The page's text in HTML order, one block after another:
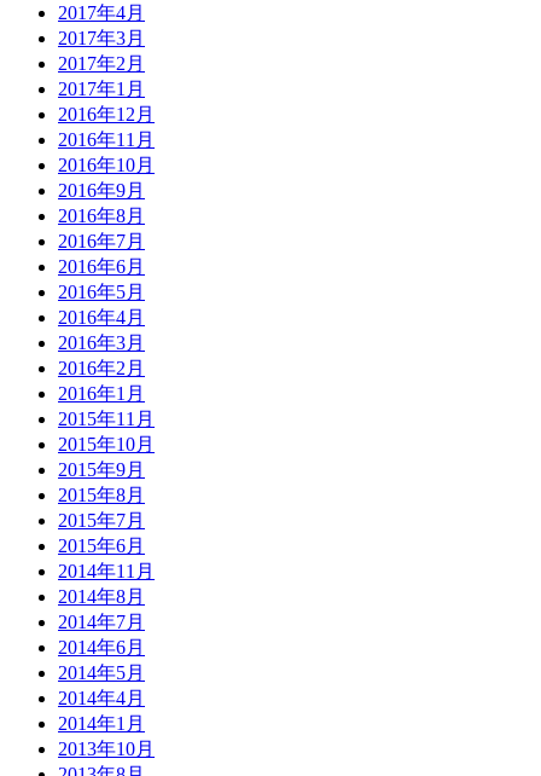
2017年4月
2017年3月
2017年2月
2017年1月
2016年12月
2016年11月
2016年10月
2016年9月
2016年8月
2016年7月
2016年6月
2016年5月
2016年4月
2016年3月
2016年2月
2016年1月
2015年11月
2015年10月
2015年9月
2015年8月
2015年7月
2015年6月
2014年11月
2014年8月
2014年7月
2014年6月
2014年5月
2014年4月
2014年1月
2013年10月